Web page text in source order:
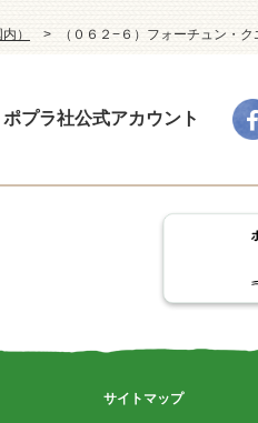
） （０６２−６）フォーチュン・ク
ポプラ社公式アカウント
サイトマップ